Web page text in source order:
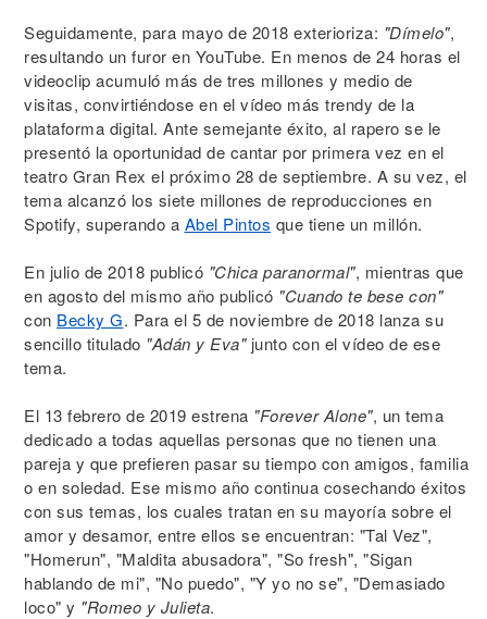
Seguidamente, para mayo de 2018 exterioriza: "Dímelo",
resultando un furor en YouTube. En menos de 24 horas el
videoclip acumuló más de tres millones y medio de
visitas, convirtiéndose en el vídeo más trendy de la
plataforma digital. Ante semejante éxito, al rapero se le
presentó la oportunidad de cantar por primera vez en el
teatro Gran Rex el próximo 28 de septiembre. A su vez, el
tema alcanzó los siete millones de reproducciones en
Spotify, superando a Abel Pintos que tiene un millón.
En julio de 2018 publicó "Chica paranormal", mientras que
en agosto del mismo año publicó "Cuando te bese con"
con Becky G. Para el 5 de noviembre de 2018 lanza su
sencillo titulado "Adán y Eva"junto con el vídeo de ese
tema.
El 13 febrero de 2019 estrena "Forever Alone", un tema
dedicado a todas aquellas personas que no tienen una
pareja y que prefieren pasar su tiempo con amigos, familia
o en soledad. Ese mismo año continua cosechando éxitos
con sus temas, los cuales tratan en su mayoría sobre el
amor y desamor, entre ellos se encuentran: "Tal Vez",
"Homerun", "Maldita abusadora", "So fresh", "Sigan
hablando de mi", "No puedo", "Y yo no se", "Demasiado
loco" y "Romeo y Julieta.